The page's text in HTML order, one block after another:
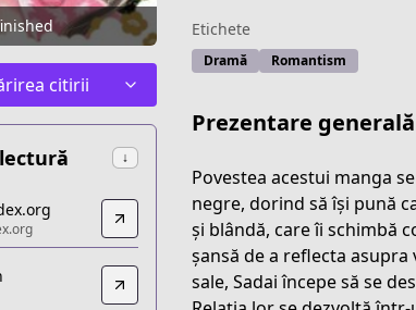
citirii
↓
title/8c21fe3b-4fe6-4f11-b51b-
Etichete
Dramă Romantism
Prezentare generală
Povestea acestui manga
negre, dorind să își pună
și blândă, care îi schimbă
șansă de a reflecta
sale, Sadai începe să se